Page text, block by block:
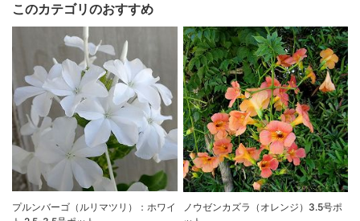
このカテゴリのおすすめ
プルンバーゴ（ルリマツリ）：ホワイ
ノウゼンカズラ（オレンジ）3.5号ポ